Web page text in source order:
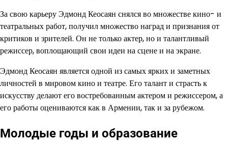
За свою карьеру Эдмонд Кеосаян снялся во множестве кино- и
театральных работ, получил множество наград и признания от
критиков и зрителей. Он не только актер, но и талантливый
режиссер, воплощающий свои идеи на сцене и на экране.
Эдмонд Кеосаян является одной из самых ярких и заметных
личностей в мировом кино и театре. Его талант и страсть к
искусству делают его востребованным актером и режиссером, а
его работы оцениваются как в Армении, так и за рубежом.
Молодые годы и образование